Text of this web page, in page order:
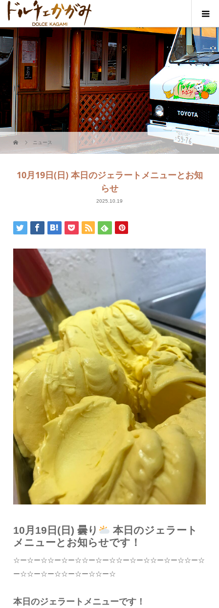
ニュース
10月19日(日) 本日のジェラートメニューとお知
らせ
2025.10.19
10月19日(日) 曇り
本日のジェラート
メニューとお知らせです！
☆ー☆ー☆☆ー☆ー☆☆ー☆ー☆☆ー☆ー☆☆ー☆ー☆☆ー☆
ー☆☆ー☆ー☆☆ー☆ー☆☆ー☆
本日のジェラートメニューです！